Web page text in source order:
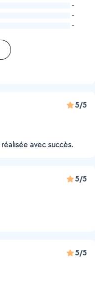
-
-
-
5/5
avec succès.
5/5
5/5